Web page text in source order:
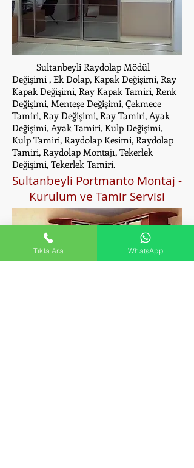
Sultanbeyli Raydolap Mödül
Değişimi , Ek Dolap, Kapak Değişimi, Ray
Kapak Değişimi, Ray Kapak Tamiri, Renk
Değişimi, Menteşe Değişimi, Çekmece
Tamiri, Ray Değişimi, Ray Tamiri, Ayak
Değişimi, Ayak Tamiri, Kulp Değişimi,
Kulp Tamiri, Raydolap Kesimi, Raydolap
Tamiri, Raydolap Montajı, Tekerlek
Değişimi, Tekerlek Tamiri.
Sultanbeyli Portmanto Montaj -
Kurulum ve Tamir Servisi
Tıkla Ara WhatsApp